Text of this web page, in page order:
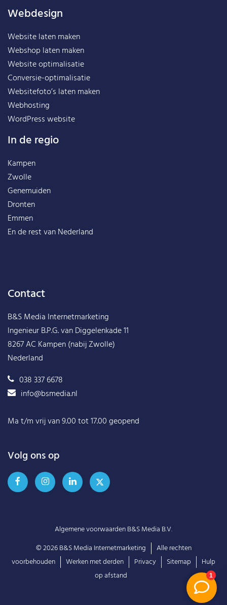
Webdesign
Website laten maken
Webshop laten maken
Website optimalisatie
Conversie-optimalisatie
Websitefoto’s laten maken
Webhosting
WordPress website
In de regio
Kampen
Zwolle
Genemuiden
Dronten
Emmen
En de rest vanNederland
Contact
B&S Media Internetmarketing
Ingenieur B.P.G. van Diggelenkade 11
8267 AC Kampen (nabij Zwolle)
Nederland
038 337 6678
info@bsmedia.nl
Ma t/m vrij van 9.00 tot 17.00 geopend
Volg ons op
Algemene voorwaarden B&S Media B.V.
© 2026B&S Media Internetmarketing
Alle rechten
voorbehouden
Werken met derden Privacy Sitemap
Hulp
op afstand